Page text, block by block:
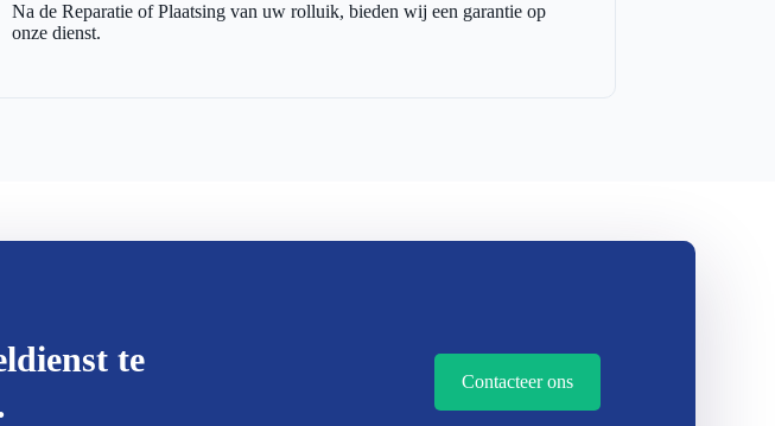
Na de Reparatie of Plaatsing van uw rolluik, bieden wij een garantie op
onze dienst.
te
Contacteer ons